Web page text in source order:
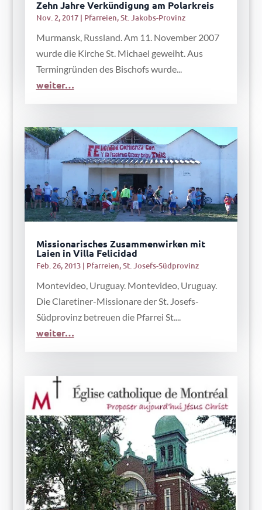
Zehn Jahre Verkündigung am Polarkreis
Nov. 2, 2017| Pfarreien,St. Jakobs-Provinz
Murmansk, Russland. Am 11. November 2007
wurde die Kirche St. Michael geweiht. Aus
Termingründen des Bischofs wurde...
weiter…
Missionarisches Zusammenwirken mit
Laien in Villa Felicidad
Feb. 26, 2013| Pfarreien,St. Josefs-Südprovinz
Montevideo, Uruguay. Montevideo, Uruguay.
Die Claretiner-Missionare der St. Josefs-
Südprovinz betreuen die Pfarrei St....
weiter…